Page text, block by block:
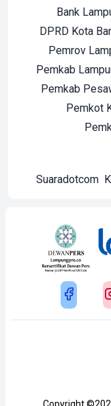
Bank
DPRD Kota
Pemrov
Pemkab
Pemkab
Pemkot
Suaradotcom